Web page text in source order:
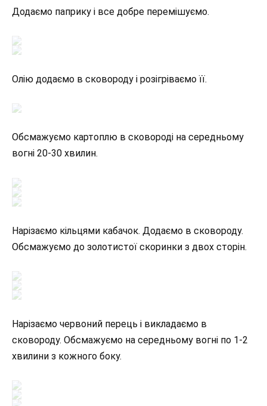
Додаємо паприку і все добре перемішуємо.
Олію додаємо в сковороду і розігріваємо її.
Обсмажуємо картоплю в сковороді на середньому
вогні 20-30 хвилин.
Нарізаємо кільцями кабачок. Додаємо в сковороду.
Обсмажуємо до золотистої скоринки з двох сторін.
Нарізаємо червоний перець і викладаємо в
сковороду. Обсмажуємо на середньому вогні по 1-2
хвилини з кожного боку.